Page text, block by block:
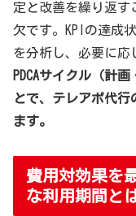
定と改善を繰り返す
欠です。KPIの達成
を分析し、必要に応
PDCAサイクル（計
とで、テレアポ代
ます。
費用対効果を
な利用期間と